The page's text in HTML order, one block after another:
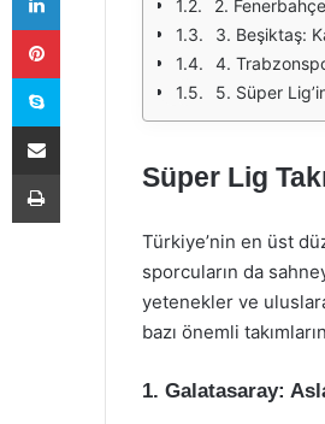
2.
3. Beşiktaş:
4.
5. Süper
Süper Lig
Türkiye’nin en üst
sporcuların da
yetenekler ve
bazı önemli
1. Galatasaray:
Pinterest
Skype
E-Posta ile paylaş